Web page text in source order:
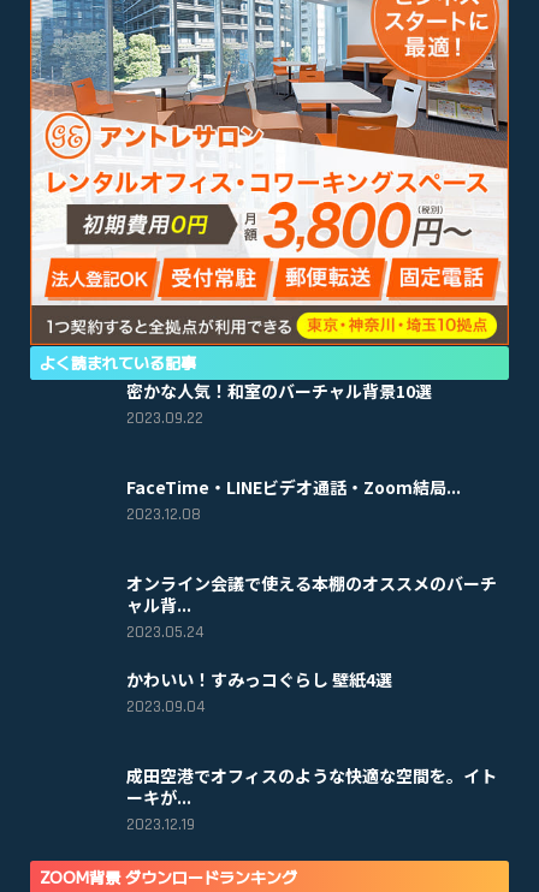
よく読まれている記事
密かな人気！和室のバーチャル背景10選
2023.09.22
FaceTime・LINEビデオ通話・Zoom結局...
2023.12.08
オンライン会議で使える本棚のオススメのバーチ
ャル背...
2023.05.24
かわいい！すみっコぐらし 壁紙4選
2023.09.04
成田空港でオフィスのような快適な空間を。イト
ーキが...
2023.12.19
ZOOM背景 ダウンロードランキング